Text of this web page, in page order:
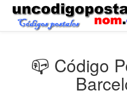
📪 Código